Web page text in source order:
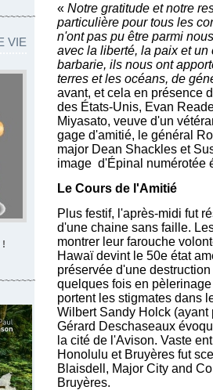
VIE
!
« Notre gratitude et notre
particulière pour tous les
n'ont pas pu être parmi
avec la liberté, la paix et
barbarie, ils nous ont
terres et les océans, de
avant, et cela en présence
des États-Unis, Evan
Miyasato, veuve d'un
gage d'amitié, le général
major Dean Shackles et
image d'Épinal numérotée
Le Cours de l'Amitié
Plus festif, l'après-midi fut
d'une chaine sans faille.
montrer leur farouche
Hawaï devint le 50e état
préservée d'une
quelques fois en
portent les stigmates dans
Wilbert Sandy Holck
Gérard Deschaseaux
la cité de l'Avison. Vaste
Honolulu et Bruyères fut
Blaisdell, Major City and
Bruyères.